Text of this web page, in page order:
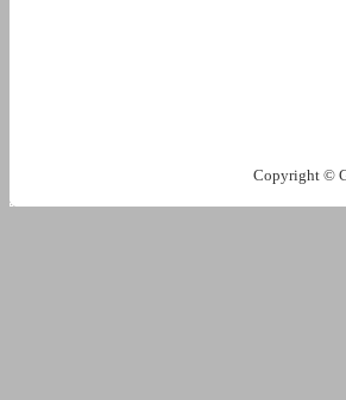
Copyright ©